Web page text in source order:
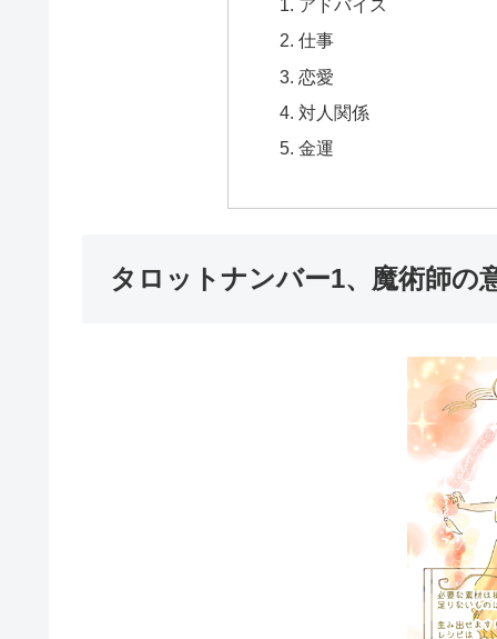
アドバイス
仕事
恋愛
対人関係
金運
タロットナンバー1、魔術師の